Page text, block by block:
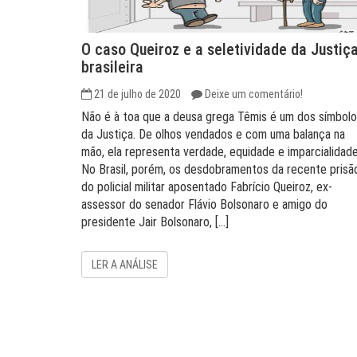
O caso Queiroz e a seletividade da Justiça
brasileira
21 de julho de 2020 Deixe um comentário!
Não é à toa que a deusa grega Têmis é um dos
da Justiça. De olhos vendados e com uma balança na
mão, ela representa verdade, equidade e
No Brasil, porém, os desdobramentos da recente
do policial militar aposentado Fabrício Queiroz, ex-
assessor do senador Flávio Bolsonaro e amigo do
presidente Jair Bolsonaro, […]
LER A ANÁLISE